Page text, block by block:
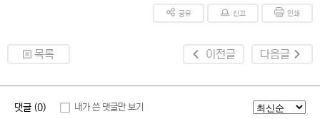
공유 신고 인쇄
목록 이전글 다음글
댓글 (0) 내가 쓴 댓글만 보기